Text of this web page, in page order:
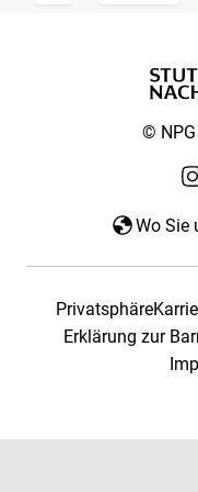
©
Wo Sie
Privatsphäre
Erklärung zur